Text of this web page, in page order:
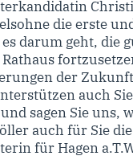
die erste
darum geht, die
der
auch
sagen Sie uns,
auch für Sie
für Hagen